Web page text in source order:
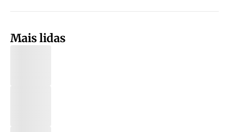
Mais lidas